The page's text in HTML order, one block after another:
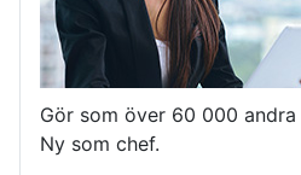
Gör som över 60 000
Ny som chef.